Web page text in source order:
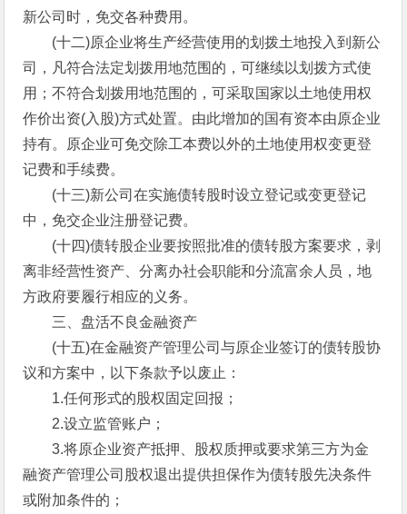
新公司时，免交各种费用。
(十二)原企业将生产经营使用的划拨土地投入到新公
司，凡符合法定划拨用地范围的，可继续以划拨方式使
用；不符合划拨用地范围的，可采取国家以土地使用权
作价出资(入股)方式处置。由此增加的国有资本由原企业
持有。原企业可免交除工本费以外的土地使用权变更登
记费和手续费。
(十三)新公司在实施债转股时设立登记或变更登记
中，免交企业注册登记费。
(十四)债转股企业要按照批准的债转股方案要求，剥
离非经营性资产、分离办社会职能和分流富余人员，地
方政府要履行相应的义务。
三、盘活不良金融资产
(十五)在金融资产管理公司与原企业签订的债转股协
议和方案中，以下条款予以废止：
1.任何形式的股权固定回报；
2.设立监管账户；
3.将原企业资产抵押、股权质押或要求第三方为金
融资产管理公司股权退出提供担保作为债转股先决条件
或附加条件的；